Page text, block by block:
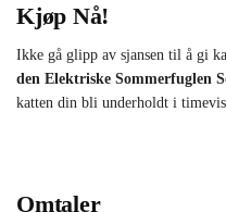
Kjøp Nå!
Ikke gå glipp av sjansen til å gi
den Elektriske Sommerfuglen
katten din bli underholdt i
Omtaler